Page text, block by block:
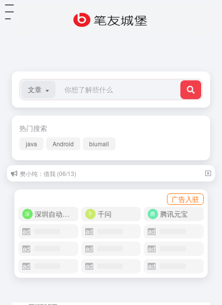
文章
热门搜索
java Android biumall
樊小纯：借我 (06/13)
广告入驻
深圳自动化商城
千问 腾讯元宝